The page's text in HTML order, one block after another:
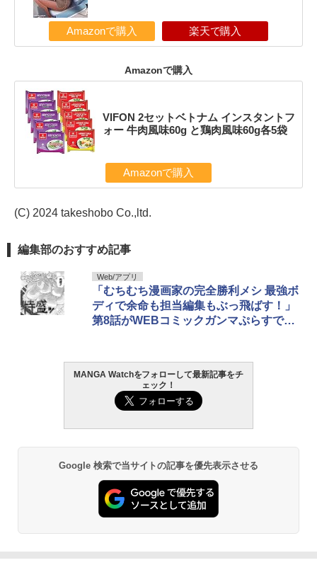
Amazonで購入 楽天で購入
Amazonで購入
VIFON 2セットベトナム インスタントフ
ォー 牛肉風味60g と鶏肉風味60g各5袋
Amazonで購入
(C) 2024 takeshobo Co.,ltd.
編集部のおすすめ記事
Web/アプリ
「むちむち漫画家の完全勝利メシ 最強ボ
ディで余命も担当編集もぶっ飛ばす！」
第8話がWEBコミックガンマぷらすで公
MANGA Watchをフォローして最新記事をチ
ェック！
Google 検索で当サイトの記事を優先表示させる